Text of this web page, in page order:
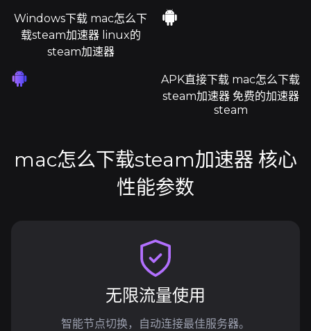
Windows下载 mac怎么下
载steam加速器 linux的
steam加速器
APK直接下载 mac怎么下载
steam加速器 免费的加速器
steam
mac怎么下载steam加速器 核心
性能参数
无限流量使用
智能节点切换，自动连接最佳服务器。